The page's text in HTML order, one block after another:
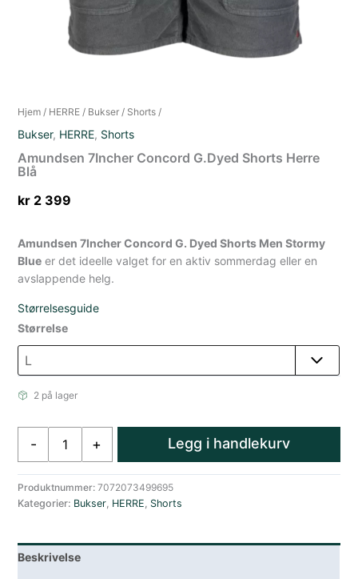
Hjem / HERRE / Bukser / Shorts /
Bukser, HERRE, Shorts
Amundsen 7Incher Concord G.Dyed Shorts Herre
Blå
kr 2 399
Amundsen 7Incher Concord G. Dyed Shorts Men Stormy
Blue er det ideelle valget for en aktiv sommerdag eller en
avslappende helg.
Størrelsesguide
Størrelse
2 på lager
-
G.Dyed
Shorts
Blå
antall
+ Legg i handlekurv
Produktnummer:7072073499695
Kategorier: Bukser, HERRE, Shorts
Beskrivelse